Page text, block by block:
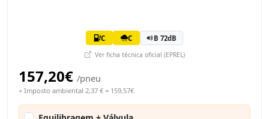
C C B 72dB
Ver ficha técnica oficial (EPREL)
157,20€ /pneu
+ Imposto ambiental 2,37 € = 159,57€